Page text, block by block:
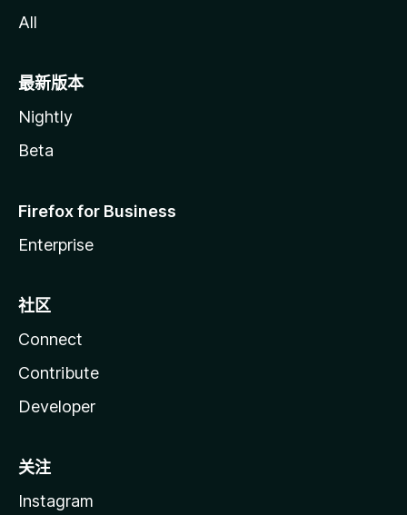
All
最新版本
Nightly
Beta
Firefox for Business
Enterprise
社区
Connect
Contribute
Developer
关注
Instagram